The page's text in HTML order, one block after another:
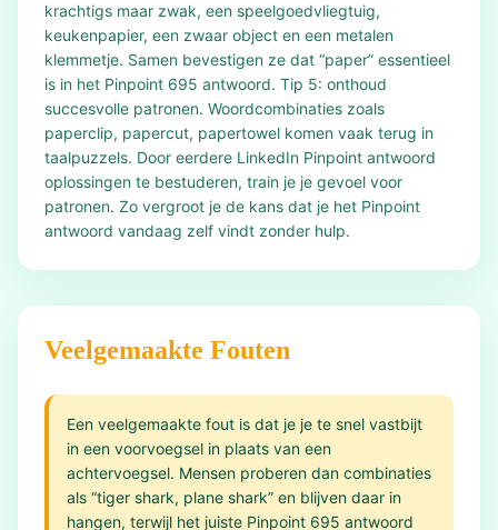
krachtigs maar zwak, een speelgoedvliegtuig,
keukenpapier, een zwaar object en een metalen
klemmetje. Samen bevestigen ze dat “paper” essentieel
is in het Pinpoint 695 antwoord. Tip 5: onthoud
succesvolle patronen. Woordcombinaties zoals
paperclip, papercut, papertowel komen vaak terug in
taalpuzzels. Door eerdere LinkedIn Pinpoint antwoord
oplossingen te bestuderen, train je je gevoel voor
patronen. Zo vergroot je de kans dat je het Pinpoint
antwoord vandaag zelf vindt zonder hulp.
Veelgemaakte Fouten
Een veelgemaakte fout is dat je je te snel vastbijt
in een voorvoegsel in plaats van een
achtervoegsel. Mensen proberen dan combinaties
als “tiger shark, plane shark” en blijven daar in
hangen, terwijl het juiste Pinpoint 695 antwoord